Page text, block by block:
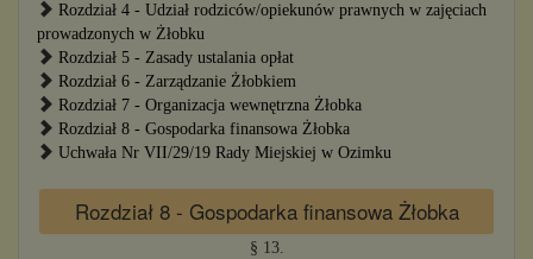
Rozdział 4 - Udział rodziców/opiekunów prawnych w zajęciach
prowadzonych w Żłobku
Rozdział 5 - Zasady ustalania opłat
Rozdział 6 - Zarządzanie Żłobkiem
Rozdział 7 - Organizacja wewnętrzna Żłobka
Rozdział 8 - Gospodarka finansowa Żłobka
Uchwała Nr VII/29/19 Rady Miejskiej w Ozimku
Rozdział 8 - Gospodarka finansowa Żłobka
§ 13.